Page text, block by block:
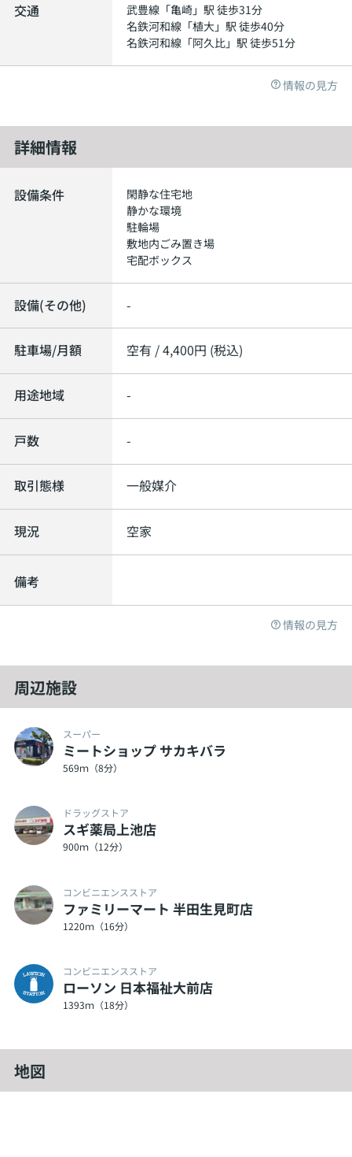
交通 武豊線 「亀崎」駅 徒歩31分
名鉄河和線 「植大」駅 徒歩40分
名鉄河和線 「阿久比」駅 徒歩51分
情報の見方
詳細情報
設備条件
閑静な住宅地
静かな環境
駐輪場
敷地内ごみ置き場
宅配ボックス
設備(その他) -
駐車場/月額 空有 / 4,400円 (税込)
用途地域 -
戸数 -
取引態様 一般媒介
現況 空家
備考
情報の見方
周辺施設
スーパー
ミートショップ サカキバラ
569ｍ（8分）
ドラッグストア
スギ薬局上池店
900ｍ（12分）
コンビニエンスストア
ファミリーマート 半田生見町店
1220ｍ（16分）
コンビニエンスストア
ローソン 日本福祉大前店
1393ｍ（18分）
地図